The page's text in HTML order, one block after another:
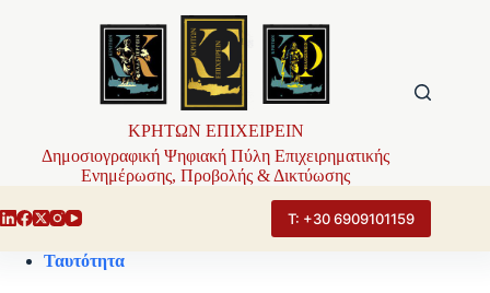
ΚΡΗΤΩΝ ΕΠΙΧΕΙΡΕΙΝ
Δημοσιογραφική Ψηφιακή Πύλη Επιχειρηματικής
Ενημέρωσης, Προβολής & Δικτύωσης
Τ: +30 6909101159
Ταυτότητα